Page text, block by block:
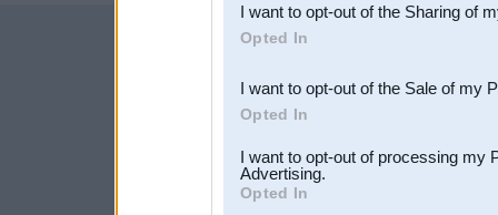
Downstream Participants
third parties.
I want to opt-out of the Sharing of
Opted In
I want to opt-out of the Sale of my
Opted In
I want to opt-out of processing my
Advertising.
Opted In